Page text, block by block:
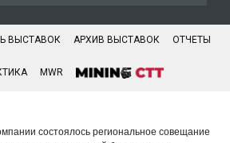
ВЫСТАВОК АРХИВ ВЫСТАВОК ОТЧЕТЫ
MWR
состоялось региональное совещание